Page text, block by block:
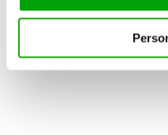
servizi. Per maggiori
chiudere il banner, non